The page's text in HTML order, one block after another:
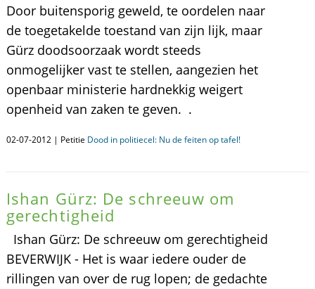
Door buitensporig geweld, te oordelen naar
de toegetakelde toestand van zijn lijk, maar
Gürz doodsoorzaak wordt steeds
onmogelijker vast te stellen, aangezien het
openbaar ministerie hardnekkig weigert
openheid van zaken te geven. .
02-07-2012 | Petitie Dood in politiecel: Nu de feiten op tafel!
Ishan Gürz: De schreeuw om
gerechtigheid
Ishan Gürz: De schreeuw om gerechtigheid
BEVERWIJK - Het is waar iedere ouder de
rillingen van over de rug lopen; de gedachte